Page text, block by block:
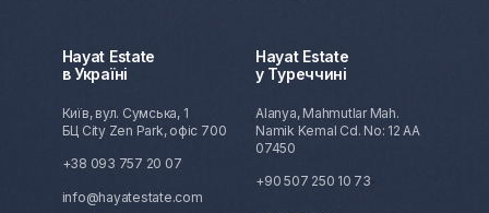
Hayat Estate
в Україні
Київ, вул. Сумська, 1
БЦ City Zen Park, офіс 700
+38 093 757 20 07
info@hayatestate.com
Hayat Estate
у Туреччині
Alanya, Mahmutlar Mah.
Namik Kemal Cd. No: 12 AA
07450
+90 507 250 10 73